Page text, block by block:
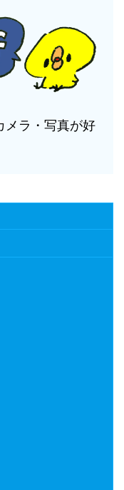
メラ・写真が好